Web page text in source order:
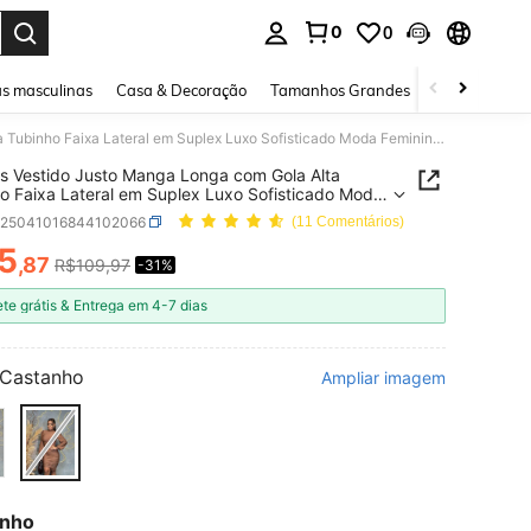
0 0
masculinas Casa & Decoração Tamanhos Grandes Joias e
Simples Vestido Justo Manga Longa com Gola Alta Tubinho Faixa Lateral em Suplex Luxo Sofisticado Moda Feminina Colecção Outono Inverno Elegante Festa Festa elegante Malha Drapeado Nó Zíper Plissado Bordado Babado Cintura franzida Franzido Vestido Justo Tubinho Noite Casamento Festa Festa de aniversário Festa do chá de bebê Formal e Noturno Sessão de fotos Palco e Concerto viagem festa do chá Concerto de música country Outono Inverno Verão Primavera com Babado e Faixa Lateral
Alta
Faixa Lateral em Suplex Luxo Sofisticado Moda
Colecção Outono Inverno Elegante Festa Festa
Bordado
Tubinho
Sessão de fotos Palco e
de música
e
(11 Comentários)
AND AVAILABILITY
,87 R$109,97 -31%
grátis & Entrega em 4-7 dias
Castanho Ampliar imagem